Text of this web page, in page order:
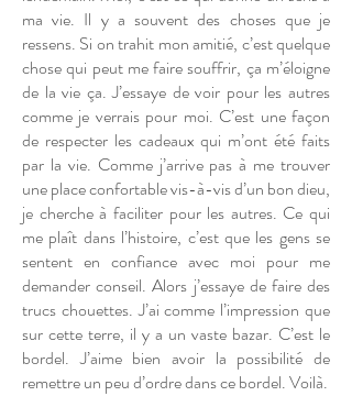
ma vie. Il y a souvent des choses que je
ressens. Si on trahit mon amitié, c’est quelque
chose qui peut me faire souffrir, ça m’éloigne
de la vie ça. J’essaye de voir pour les autres
comme je verrais pour moi. C’est une façon
de respecter les cadeaux qui m’ont été faits
par la vie. Comme j’arrive pas à me trouver
une place confortable vis-à-vis d’un bon dieu,
je cherche à faciliter pour les autres. Ce qui
me plaît dans l’histoire, c’est que les gens se
sentent en confiance avec moi pour me
demander conseil. Alors j’essaye de faire des
trucs chouettes. J’ai comme l’impression que
sur cette terre, il y a un vaste bazar. C’est le
bordel. J’aime bien avoir la possibilité de
remettre un peu d’ordre dans ce bordel. Voilà.